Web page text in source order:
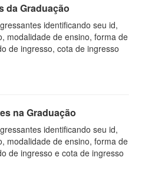
da Graduação
identificando seu id,
modalidade de ensino, forma de
de ingresso, cota de ingresso
na Graduação
identificando seu id,
modalidade de ensino, forma de
de ingresso e cota de ingresso